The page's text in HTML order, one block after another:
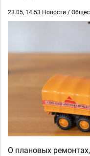
23.05, 14:53 Новости /
О плановых